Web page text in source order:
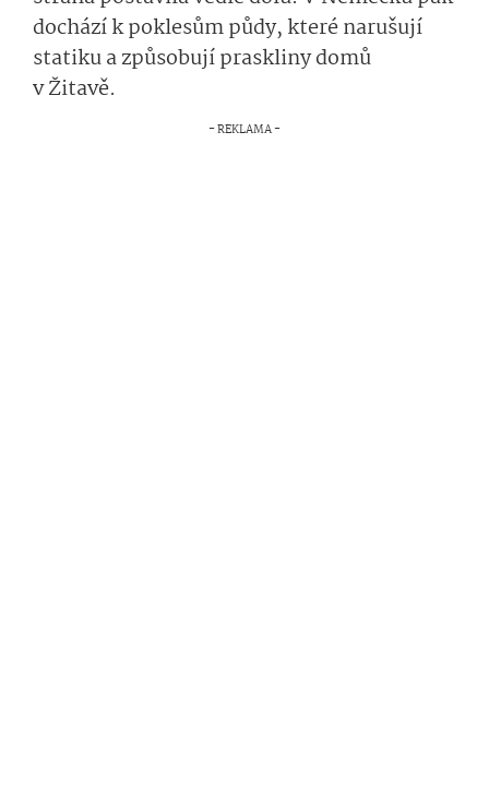
dochází k poklesům půdy, které narušují
statiku a způsobují praskliny domů
v Žitavě.